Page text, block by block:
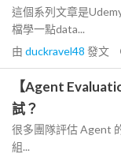
這個系列文章是
檔學一點data...
由 duckravel48 發文
【Agent
試？
很多團隊評估 Agent
組...